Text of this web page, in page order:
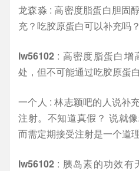
龙森淼 : 高密度脂蛋白胆固
充？吃胶原蛋白可以补充吗？
lw56102 : 高密度脂蛋白增
处，但不可能通过吃胶原蛋
一个人 : 林志颖吧的人说补
注射。不知道真假？ 说就
而需定期接受注射是一个道理
lw56102 : 胰岛素的功效有